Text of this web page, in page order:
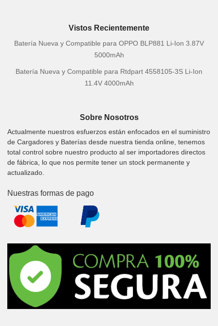
Vistos Recientemente
Batería Nueva y Compatible para OPPO BLP881 Li-Ion 3.87V
5000mAh
Batería Nueva y Compatible para Rtdpart 4558105-3S Li-Ion
11.4V 4000mAh
Sobre Nosotros
Actualmente nuestros esfuerzos están enfocados en el suministro
de Cargadores y Baterías desde nuestra tienda online, tenemos
total control sobre nuestro producto al ser importadores directos
de fábrica, lo que nos permite tener un stock permanente y
actualizado.
Nuestras formas de pago